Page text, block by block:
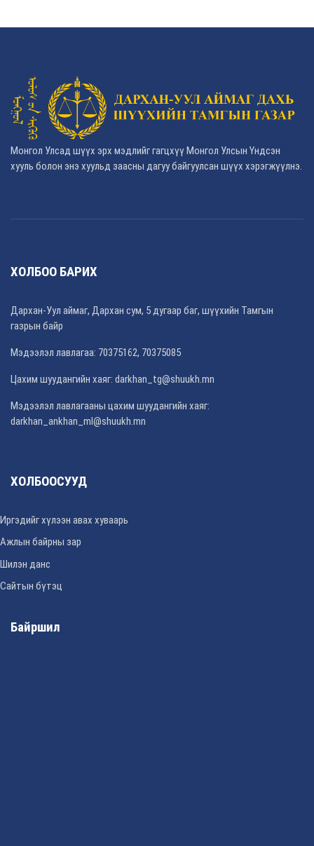
Монгол Улсад шүүх эрх мэдлийг гагцхүү Монгол Улсын Үндсэн
хууль болон энэ хуульд заасны дагуу байгуулсан шүүх хэрэгжүүлнэ.
ХОЛБОО БАРИХ
Дархан-Уул аймаг, Дархан сум, 5 дугаар баг, шүүхийн Тамгын
газрын байр
Мэдээлэл лавлагаа: 70375162, 70375085
Цахим шуудангийн хаяг: darkhan_tg@shuukh.mn
Мэдээлэл лавлагааны цахим шуудангийн хаяг:
darkhan_ankhan_ml@shuukh.mn
ХОЛБООСУУД
Иргэдийг хүлээн авах хуваарь
Ажлын байрны зар
Шилэн данс
Сайтын бүтэц
Байршил